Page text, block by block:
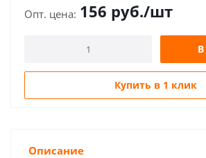
156 руб./шт
Купить в 1 клик
Описание